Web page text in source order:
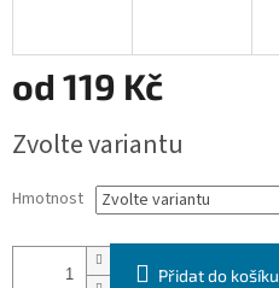
od 119 Kč
cena:
Zvolte variantu
Hmotnost
Přidat do košíku